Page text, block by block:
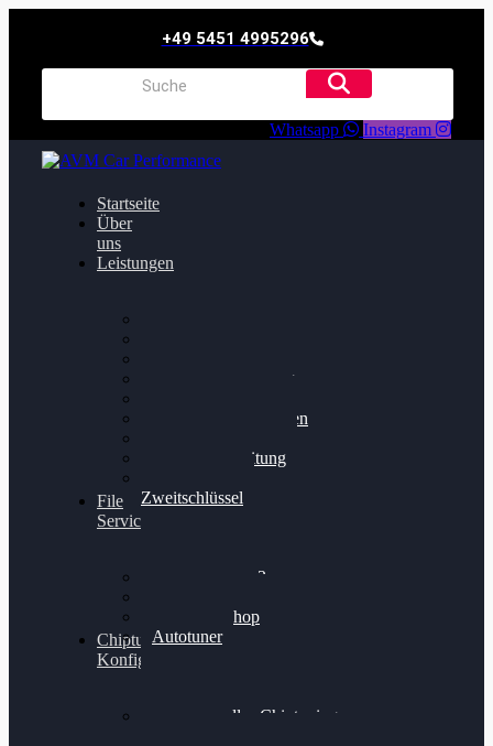
+49 5451 4995296
Whatsapp Instagram
Startseite
Über
uns
Leistungen
Getriebeoptimierung
Bremsscheiben planen
Felgenaufbereitung
Zweitschlüssel
File
Service
Alientech Kess3
Alientech Shop
Autotuner
Chiptuning
Konfigurator
Professionelles Chiptuning